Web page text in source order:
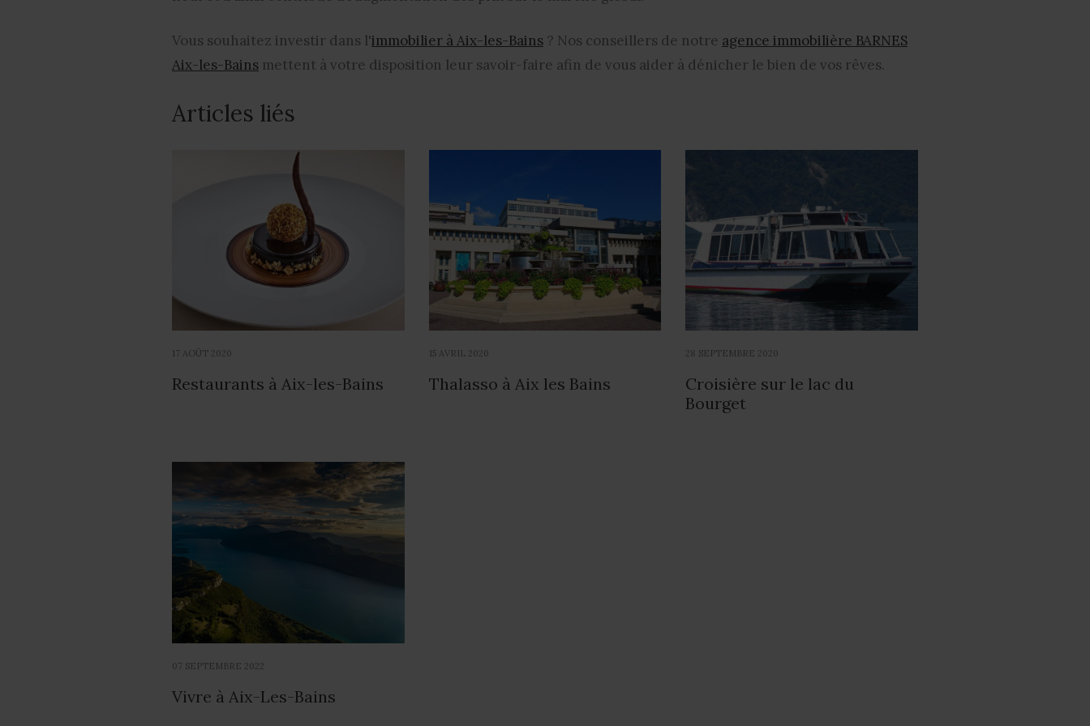
Vous souhaitez investir dans l'immobilier à Aix-les-Bains ? Nos conseillers de notre agence immobilière BARNES
Aix-les-Bains mettent à votre disposition leur savoir-faire afin de vous aider à dénicher le bien de vos rêves.
Articles liés
17 AOÛT 2020
Restaurants à Aix-les-Bains
15 AVRIL 2020
Thalasso à Aix les Bains
28 SEPTEMBRE 2020
Croisière sur le lac du
Bourget
07 SEPTEMBRE 2022
Vivre à Aix-Les-Bains